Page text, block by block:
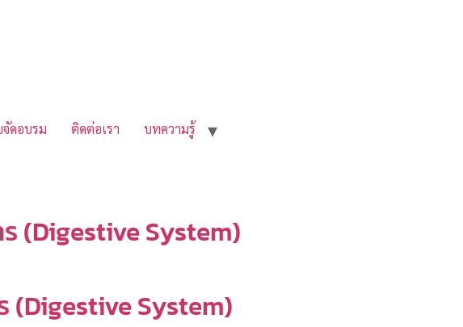
ดอบรม ติดต่อเรา บทความรู้
(Digestive System)
(Digestive System)